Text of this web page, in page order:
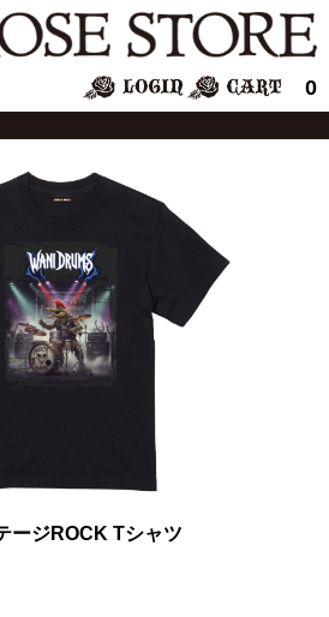
0
ージROCK Tシャツ